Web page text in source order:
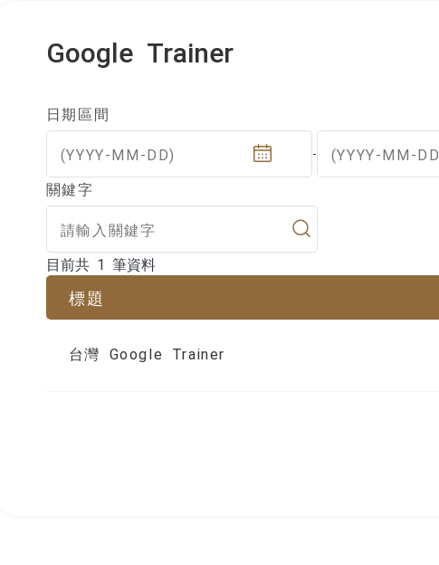
Google Trainer
日期區間
(YYYY-MM-DD) - (YYYY-MM-
關鍵字
目前共 1 筆資料
目前共 1 筆資料
標題
台灣 Google Trainer